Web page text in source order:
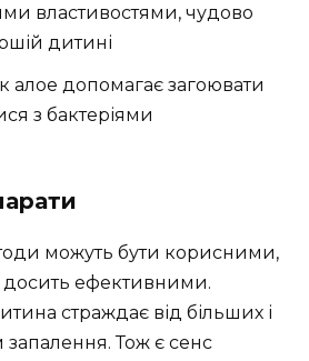
властивостями, чудово
дитині
алое допомагає загоювати
з бактеріями
можуть бути корисними,
ефективними.
страждає від більших і
Тож є сенс